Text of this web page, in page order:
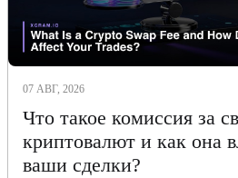
07 АВГ, 2026
Что такое комиссия за
криптовалют и как она
ваши сделки?